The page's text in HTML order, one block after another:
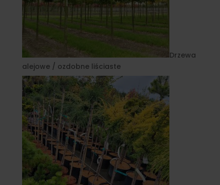
Drzewa
alejowe / ozdobne liściaste